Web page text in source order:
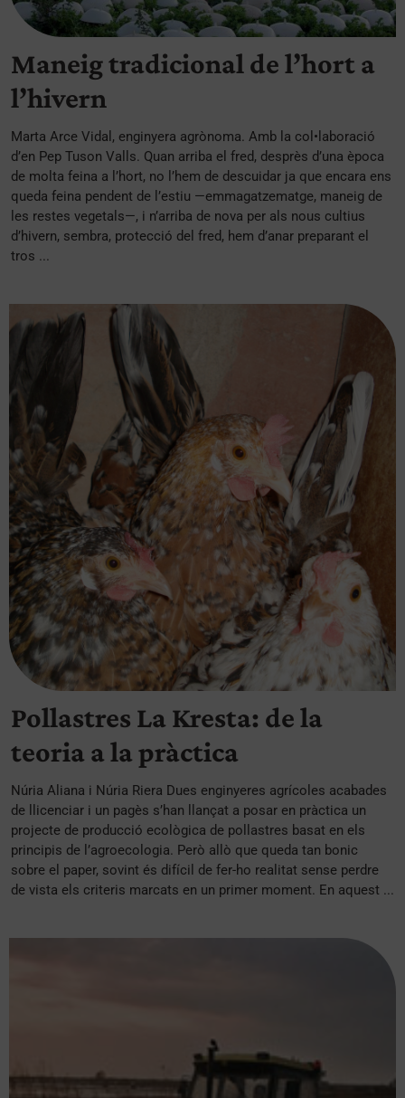
Maneig tradicional de l’hort a
l’hivern
Marta Arce Vidal, enginyera agrònoma. Amb la col•laboració
d’en Pep Tuson Valls. Quan arriba el fred, desprès d’una època
de molta feina a l’hort, no l’hem de descuidar ja que encara ens
queda feina pendent de l’estiu —emmagatzematge, maneig de
les restes vegetals—, i n’arriba de nova per als nous cultius
d’hivern, sembra, protecció del fred, hem d’anar preparant el
tros ...
Pollastres La Kresta: de la
teoria a la pràctica
Núria Aliana i Núria Riera Dues enginyeres agrícoles acabades
de llicenciar i un pagès s’han llançat a posar en pràctica un
projecte de producció ecològica de pollastres basat en els
principis de l’agroecologia. Però allò que queda tan bonic
sobre el paper, sovint és difícil de fer-ho realitat sense perdre
de vista els criteris marcats en un primer moment. En aquest ...